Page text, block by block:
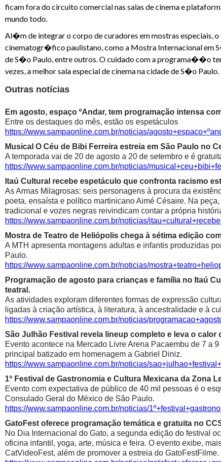
ficam fora do circuito comercial nas salas de cinema e
mundo todo.
Al�m de integrar o corpo de curadores em mostras
cinematogr�fico paulistano, como a Mostra Internacional em
de S�o Paulo, entre outros. O cuidado com a programa��o
vezes, a melhor sala especial de cinema na cidade de S�o Paulo.
Outras notícias
Em agosto, espaço ºAndar, tem programação intensa
Entre os destaques do mês, estão os espetáculos
https://www.sampaonline.com.br/noticias/
Musical O Céu de Bibi Ferreira estreia em São Paulo no
A temporada vai de 20 de agosto a 20 de setembro e é
https://www.sampaonline.com.br/noticias/
Itaú Cultural recebe espetáculo que confronta racismo
As Armas Milagrosas: seis personagens à procura da
poeta, ensaísta e político martinicano Aimé Césaire. Na
tradicional e vozes negras reivindicam contar a própria
https://www.sampaonline.com.br/noticias/
Mostra de Teatro de Heliópolis chega à sétima edição
A MTH apresenta montagens adultas e infantis produzidas
Paulo.
https://www.sampaonline.com.br/noticias/
Programação de agosto para crianças e família no Itaú
teatral.
As atividades exploram diferentes formas de expressão
ligadas à criação artística, à literatura, à ancestralidade e à
https://www.sampaonline.com.br/noticias/
São Julhão Festival revela lineup completo e leva o calor
Evento acontece na Mercado Livre Arena Pacaembu de 7 a
principal batizado em homenagem a Gabriel Diniz.
https://www.sampaonline.com.br/noticias/
1º Festival de Gastronomia e Cultura Mexicana da Zona
Evento com expectativa de público de 40 mil pessoas é o
Consulado Geral do México de São Paulo.
https://www.sampaonline.com.br/noticias/
GatoFest oferece programação temática e gratuita no
No Dia Internacional do Gato, a segunda edição do festival
oficina infantil, yoga, arte, música e feira. O evento exibe,
CatVideoFest, além de promover a estreia do GatoFestFilme.